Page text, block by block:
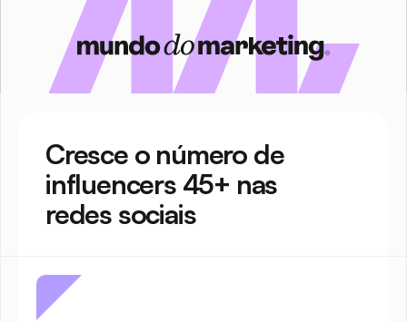
Cresce o número de
influencers 45+ nas
redes sociais